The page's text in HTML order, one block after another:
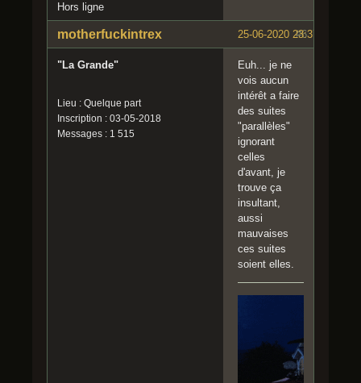
Hors ligne
#6
25-06-2020 23:37:23
motherfuckintrex
"La Grande"
Lieu : Quelque part
Inscription : 03-05-2018
Messages : 1 515
Euh... je ne
vois aucun
intérêt a faire
des suites
"parallèles"
ignorant
celles
d'avant, je
trouve ça
insultant,
aussi
mauvaises
ces suites
soient elles.